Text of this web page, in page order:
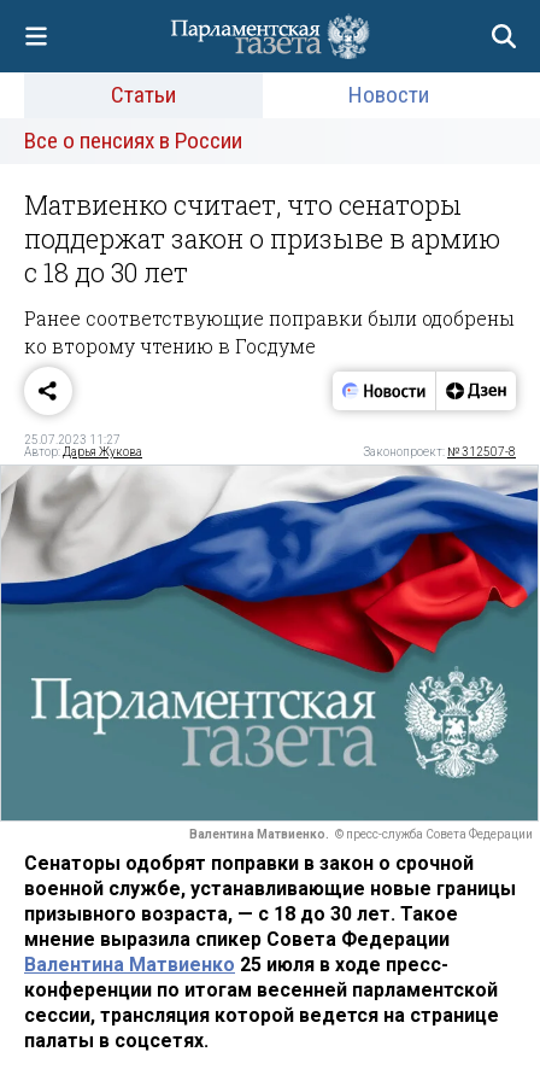
Статьи
Новости
Все о пенсиях в России
Матвиенко считает, что сенаторы
поддержат закон о призыве в армию
с 18 до 30 лет
Ранее соответствующие поправки были одобрены
ко второму чтению в Госдуме
25.07.2023 11:27
Автор: Дарья Жукова Законопроект: № 312507-8
Валентина Матвиенко. © пресс-служба Совета Федерации
Сенаторы одобрят поправки в закон о срочной
военной службе, устанавливающие новые границы
призывного возраста, — с 18 до 30 лет. Такое
мнение выразила спикер Совета Федерации
Валентина Матвиенко 25 июля в ходе пресс-
конференции по итогам весенней парламентской
сессии, трансляция которой ведется на странице
палаты в соцсетях.